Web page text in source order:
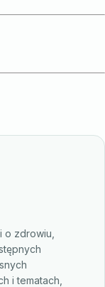
zdrowiu,
i tematach,